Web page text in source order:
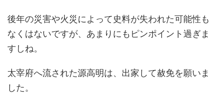
後年の災害や火災によって史料が失われた可能性も
なくはないですが、あまりにもピンポイント過ぎま
すしね。
太宰府へ流された源高明は、出家して赦免を願いま
した。